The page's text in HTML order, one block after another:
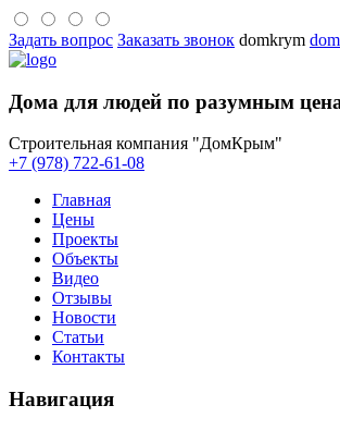
Задать вопрос Заказать звонок domkrym
Дома для людей по разумным
Строительная компания "ДомКрым"
+7 (978) 722-61-08
Главная
Цены
Проекты
Объекты
Видео
Отзывы
Новости
Статьи
Контакты
Навигация